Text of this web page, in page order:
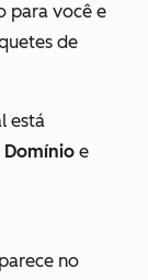
para você e
de
está
Domínio e
no